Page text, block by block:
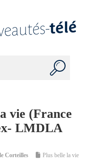
vie (France
LMDLA
Corteilles
Plus belle la vie